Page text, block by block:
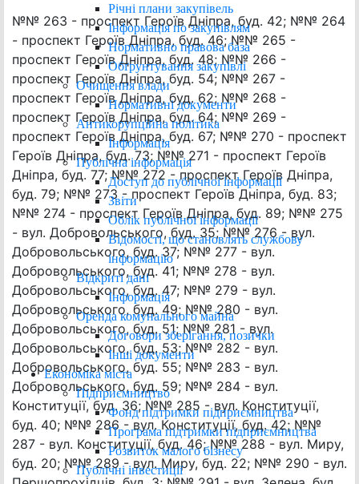
Річні плани закупівель
Інформація по закупівлям
Нормативно правова база
Обґрунтування закупівлі
Очищення влади
Нормативні документи
Антикорупційна політика
Інформація
Публічна інформація
Доступ до публічної інформації
Звіти
Облік публічної інформації
Відомості, що становлять службову
інформацію
Відкриті дані
Інформація
Оренда комунального майна
Договори зберігання, позички
Інші документи
Економіка міста
Підприємництво
Фонд підтримки підприємництва
Програма підтримки підприємництва
Розвиток малого бізнесу
Публічні інвестиції
№№ 263 - проспект Героїв Дніпра, буд. 42; №№ 264
- проспект Героїв Дніпра, буд. 46; №№ 265 -
проспект Героїв Дніпра, буд. 48; №№ 266 -
проспект Героїв Дніпра, буд. 54; №№ 267 -
проспект Героїв Дніпра, буд. 62; №№ 268 -
проспект Героїв Дніпра, буд. 64; №№ 269 -
проспект Героїв Дніпра, буд. 67; №№ 270 - проспект
Героїв Дніпра, буд. 73; №№ 271 - проспект Героїв
Дніпра, буд. 77; №№ 272 - проспект Героїв Дніпра,
буд. 79; №№ 273 - проспект Героїв Дніпра, буд. 83;
№№ 274 - проспект Героїв Дніпра, буд. 89; №№ 275
- вул. Добровольського, буд. 35; №№ 276 - вул.
Добровольського, буд. 37; №№ 277 - вул.
Добровольського, буд. 41; №№ 278 - вул.
Добровольського, буд. 47; №№ 279 - вул.
Добровольського, буд. 49; №№ 280 - вул.
Добровольського, буд. 51; №№ 281 - вул.
Добровольського, буд. 53; №№ 282 - вул.
Добровольського, буд. 55; №№ 283 - вул.
Добровольського, буд. 59; №№ 284 - вул.
Конституції, буд. 36; №№ 285 - вул. Конституції,
буд. 40; №№ 286 - вул. Конституції, буд. 42; №№
287 - вул. Конституції, буд. 46; №№ 288 - вул. Миру,
буд. 20; №№ 289 - вул. Миру, буд. 22; №№ 290 - вул.